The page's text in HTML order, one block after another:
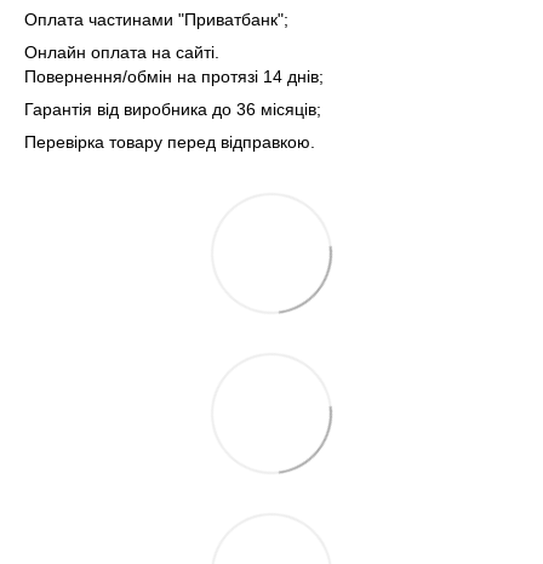
Оплата частинами "Приватбанк";
Онлайн оплата на сайті.
Повернення/обмін на протязі 14 днів;
Гарантія від виробника до 36 місяців;
Перевірка товару перед відправкою.